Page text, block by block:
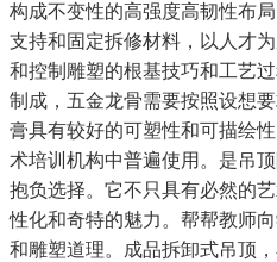
构成不变性的高强度高韧性布
支持和固定拆修材料，以人才
和控制雕塑的根基技巧和工艺
制成，五金龙骨需要按照设想
膏具有较好的可塑性和可描绘
术培训机构中普遍使用。是吊
抱负选择。它不只具有必然的
性化和奇特的魅力。帮帮教师
和雕塑道理。成品拆卸式吊顶